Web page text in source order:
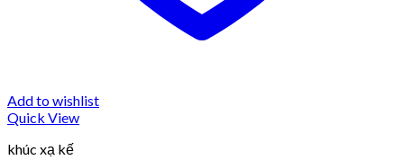
Add to wishlist
Quick View
khúc xạ kế